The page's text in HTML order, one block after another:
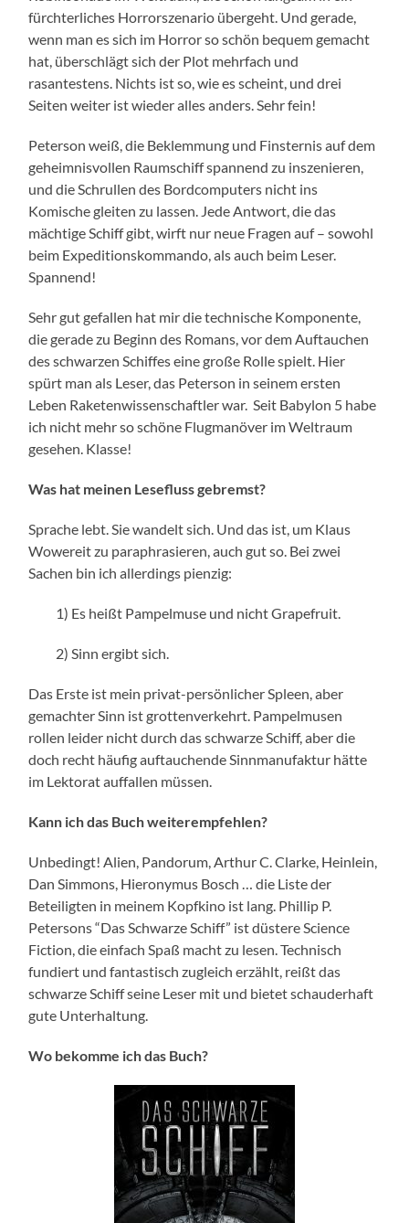
fürchterliches Horrorszenario übergeht. Und gerade,
wenn man es sich im Horror so schön bequem gemacht
hat, überschlägt sich der Plot mehrfach und
rasantestens. Nichts ist so, wie es scheint, und drei
Seiten weiter ist wieder alles anders. Sehr fein!
Peterson weiß, die Beklemmung und Finsternis auf dem
geheimnisvollen Raumschiff spannend zu inszenieren,
und die Schrullen des Bordcomputers nicht ins
Komische gleiten zu lassen. Jede Antwort, die das
mächtige Schiff gibt, wirft nur neue Fragen auf – sowohl
beim Expeditionskommando, als auch beim Leser.
Spannend!
Sehr gut gefallen hat mir die technische Komponente,
die gerade zu Beginn des Romans, vor dem Auftauchen
des schwarzen Schiffes eine große Rolle spielt. Hier
spürt man als Leser, das Peterson in seinem ersten
Leben Raketenwissenschaftler war. Seit Babylon 5 habe
ich nicht mehr so schöne Flugmanöver im Weltraum
gesehen. Klasse!
Was hat meinen Lesefluss gebremst?
Sprache lebt. Sie wandelt sich. Und das ist, um Klaus
Wowereit zu paraphrasieren, auch gut so. Bei zwei
Sachen bin ich allerdings pienzig:
1) Es heißt Pampelmuse und nicht Grapefruit.
2) Sinn ergibt sich.
Das Erste ist mein privat-persönlicher Spleen, aber
gemachter Sinn ist grottenverkehrt. Pampelmusen
rollen leider nicht durch das schwarze Schiff, aber die
doch recht häufig auftauchende Sinnmanufaktur hätte
im Lektorat auffallen müssen.
Kann ich das Buch weiterempfehlen?
Unbedingt! Alien, Pandorum, Arthur C. Clarke, Heinlein,
Dan Simmons, Hieronymus Bosch … die Liste der
Beteiligten in meinem Kopfkino ist lang. Phillip P.
Petersons “Das Schwarze Schiff” ist düstere Science
Fiction, die einfach Spaß macht zu lesen. Technisch
fundiert und fantastisch zugleich erzählt, reißt das
schwarze Schiff seine Leser mit und bietet schauderhaft
gute Unterhaltung.
Wo bekomme ich das Buch?